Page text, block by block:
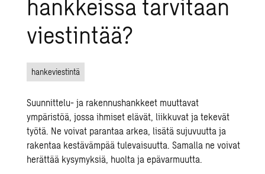
hankkeissa tarvitaan
viestintää?
hankeviestintä
Suunnittelu- ja rakennushankkeet muuttavat
ympäristöä, jossa ihmiset elävät, liikkuvat ja tekevät
työtä. Ne voivat parantaa arkea, lisätä sujuvuutta ja
rakentaa kestävämpää tulevaisuutta. Samalla ne voivat
herättää kysymyksiä, huolta ja epävarmuutta.